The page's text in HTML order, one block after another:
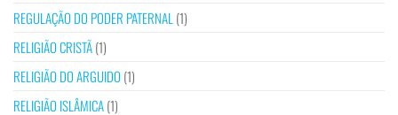
REGULAÇÃO DO PODER PATERNAL (1)
RELIGIÃO CRISTÃ(1)
RELIGIÃO DO ARGUIDO (1)
RELIGIÃO ISLÂMICA(1)